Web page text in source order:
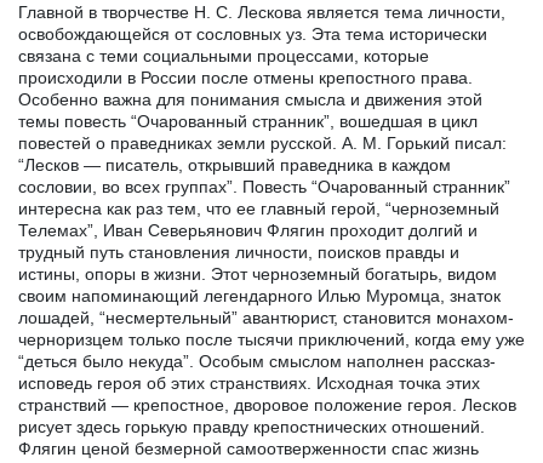
Главной в творчестве Н. С. Лескова является тема личности,
освобождающейся от сословных уз. Эта тема исторически
связана с теми социальными процессами, которые
происходили в России после отмены крепостного права.
Особенно важна для понимания смысла и движения этой
темы повесть “Очарованный странник”, вошедшая в цикл
повестей о праведниках земли русской. А. М. Горький писал:
“Лесков — писатель, открывший праведника в каждом
сословии, во всех группах”. Повесть “Очарованный странник”
интересна как раз тем, что ее главный герой, “черноземный
Телемах”, Иван Северьянович Флягин проходит долгий и
трудный путь становления личности, поисков правды и
истины, опоры в жизни. Этот черноземный богатырь, видом
своим напоминающий легендарного Илью Муромца, знаток
лошадей, “несмертельный” авантюрист, становится монахом-
черноризцем только после тысячи приключений, когда ему уже
“деться было некуда”. Особым смыслом наполнен рассказ-
исповедь героя об этих странствиях. Исходная точка этих
странствий — крепостное, дворовое положение героя. Лесков
рисует здесь горькую правду крепостнических отношений.
Флягин ценой безмерной самоотверженности спас жизнь